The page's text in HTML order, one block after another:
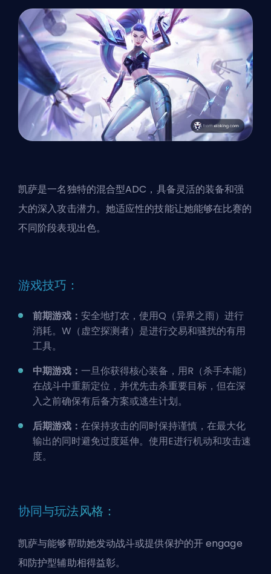
凯萨是一名独特的混合型ADC，具备灵活的装备和强
大的深入攻击潜力。她适应性的技能让她能够在比赛的
不同阶段表现出色。
游戏技巧：
前期游戏： 安全地打农，使用Q（异界之雨）进行
消耗。W（虚空探测者）是进行交易和骚扰的有用
工具。
中期游戏： 一旦你获得核心装备 ，用R（杀手本能）
在战斗中重新定位，并优先击杀重要目标，但在深
入之前确保有后备方案或逃生计划。
后期游戏： 在保持攻击的同时保持谨慎，在最大化
输出的同时避免过度延伸。使用E进行机动和攻击速
度。
协同与玩法风格：
凯萨与能够帮助她发动战斗或提供保护的开 engage
和防护型辅助相得益彰。